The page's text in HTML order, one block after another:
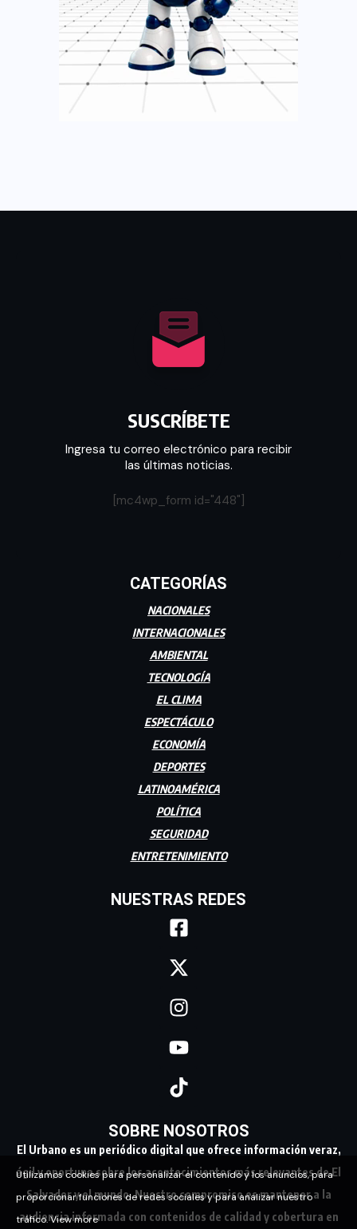
SUSCRÍBETE
Ingresa tu correo electrónico para recibir
las últimas noticias.
[mc4wp_form id="448"]
CATEGORÍAS
NACIONALES
INTERNACIONALES
AMBIENTAL
TECNOLOGÍA
EL CLIMA
ESPECTÁCULO
ECONOMÍA
DEPORTES
LATINOAMÉRICA
POLÍTICA
SEGURIDAD
ENTRETENIMIENTO
NUESTRAS REDES
SOBRE NOSOTROS
El Urbano es un periódico digital que ofrece información veraz,
ágil y oportuna sobre los acontecimientos más relevantes de El
Salvador y el mundo. Nuestro compromiso es mantener a la
audiencia informada con contenidos de calidad y cobertura en
Utilizamos cookies para personalizar el contenido y los anuncios, para
proporcionar funciones de redes sociales y para analizar nuestro
tráfico.View more